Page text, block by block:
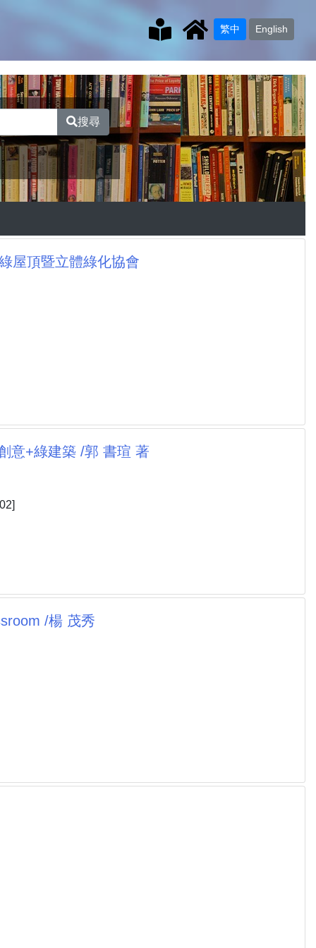
繁中 English
搜尋
屋頂暨立體綠化協會
意+綠建築 /郭 書瑄 著
/楊 茂秀